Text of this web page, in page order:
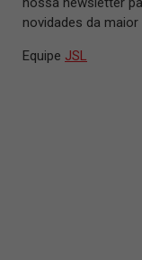
novidades da
Equipe JSL